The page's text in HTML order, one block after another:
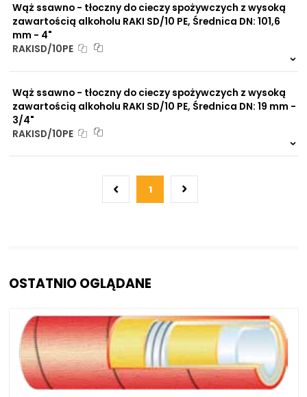
Wąż ssawno - tłoczny do cieczy spożywczych z wysoką
zawartością alkoholu RAKI SD/10 PE, Średnica DN: 101,6
mm - 4"
RAKISD/10PE
Wąż ssawno - tłoczny do cieczy spożywczych z wysoką
zawartością alkoholu RAKI SD/10 PE, Średnica DN: 19 mm -
3/4"
RAKISD/10PE
1
OSTATNIO OGLĄDANE